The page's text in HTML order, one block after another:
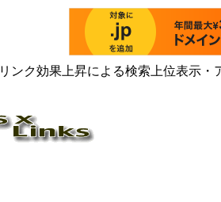
ンク効果上昇による検索上位表示